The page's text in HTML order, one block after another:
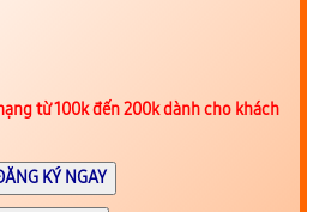
từ 100k đến 200k dành cho khách
KÝ NGAY